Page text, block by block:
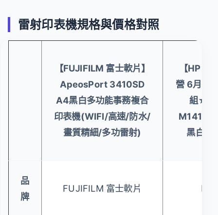
雷射印表機規格與價格對照
【FUJIFILM 富士軟片】
ApeosPort 3410SD
A4黑白多功能事務複合
印表機(WIFI/高速/防水/
畫質精細/多功雷射)
【HP 惠
營 6月限
組
M141w
黑白雷
品
牌
FUJIFILM 富士軟片 HP